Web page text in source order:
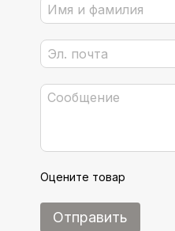
Оцените товар
Отправить